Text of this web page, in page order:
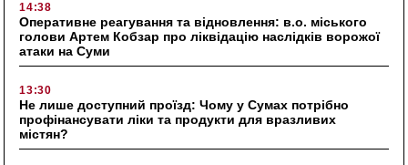
14:38
Оперативне реагування та відновлення: в.о. міського
голови Артем Кобзар про ліквідацію наслідків ворожої
атаки на Суми
13:30
Не лише доступний проїзд: Чому у Сумах потрібно
профінансувати ліки та продукти для вразливих
містян?